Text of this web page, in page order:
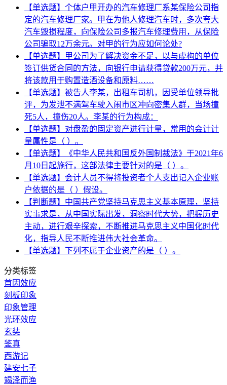
【单选题】个体户甲开办的汽车修理厂系某保险公司指
定的汽车修理厂家。甲在为他人修理汽车时，多次夸大
汽车毁损程度，向保险公司多报汽车修理费用，从保险
公司骗取12万余元。对甲的行为应如何论处?
【单选题】甲公司为了解决资金不足，以与虚构的单位
签订供货合同的方法，向银行申请获得贷款200万元，并
将该款用于购置造酒设备和原料……
【单选题】被告人李某，出租车司机，因受单位领导批
评，为发泄不满驾车驶入闹市区冲向密集人群，当场撞
死5人，撞伤20人。李某的行为构成：
【单选题】对盘盈的固定资产进行计量，常用的会计计
量属性是（ ）。
【单选题】《中华人民共和国反外国制裁法》于2021年6
月10日起施行，这部法律主要针对的是（ ）。
【单选题】会计人员不得将投资者个人支出记入企业账
户依据的是（ ）假设。
【判断题】中国共产党坚持马克思主义基本原理，坚持
实事求是，从中国实际出发，洞察时代大势，把握历史
主动，进行艰辛探索，不断推进马克思主义中国化时代
化，指导人民不断推进伟大社会革命。
【单选题】下列不属于企业资产的是（ ）。
分类标签
首因效应
刻板印象
印象管理
光环效应
玄奘
鉴真
西游记
建安七子
竭泽而渔